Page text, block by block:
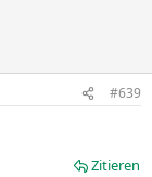
#639
Zitieren